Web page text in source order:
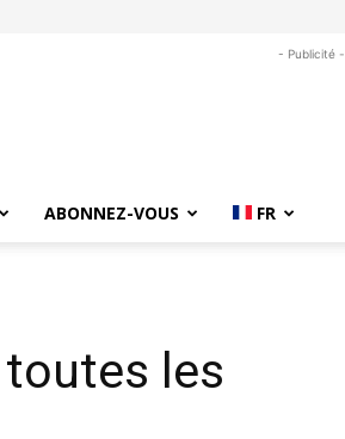
- Publicité -
ABONNEZ-VOUS FR
les